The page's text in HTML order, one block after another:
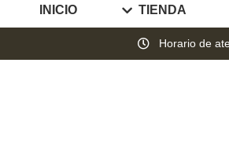
INICIO TIENDA
Horario de